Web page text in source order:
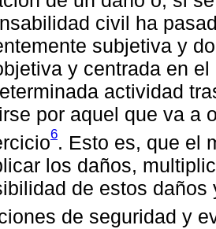
civil ha
subjetiva y
y centrada en
actividad
por aquel que va a
6. Esto es, que el
los daños,
de estos
de seguridad y